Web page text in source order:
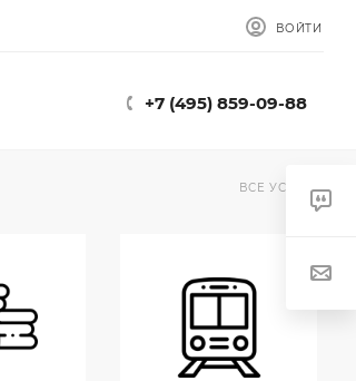
ВОЙТИ
+7 (495) 859-09-88
ВСЕ УСЛУГИ